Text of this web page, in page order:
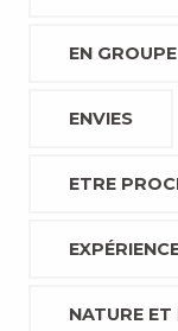
EN GROUPE
ENVIES
ETRE
NATURE